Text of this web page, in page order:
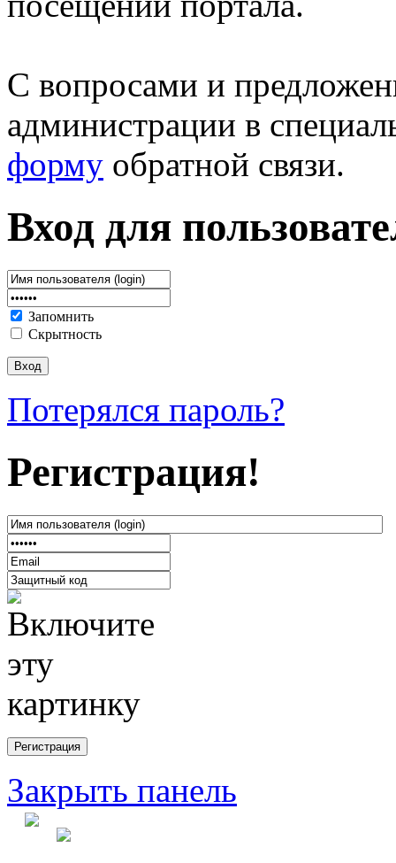
С вопросами и
администрации в
форму обратной связи.
Вход для
Запомнить
Скрытность
Потерялся пароль?
Регистрация!
Закрыть панель